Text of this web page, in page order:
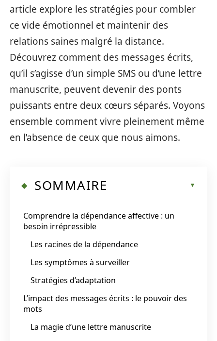
article explore les stratégies pour combler
ce vide émotionnel et maintenir des
relations saines malgré la distance.
Découvrez comment des messages écrits,
qu’il s’agisse d’un simple SMS ou d’une lettre
manuscrite, peuvent devenir des ponts
puissants entre deux cœurs séparés. Voyons
ensemble comment vivre pleinement même
en l’absence de ceux que nous aimons.
SOMMAIRE
Comprendre la dépendance affective : un
besoin irrépressible
Les racines de la dépendance
Les symptômes à surveiller
Stratégies d’adaptation
L’impact des messages écrits : le pouvoir des
mots
La magie d’une lettre manuscrite